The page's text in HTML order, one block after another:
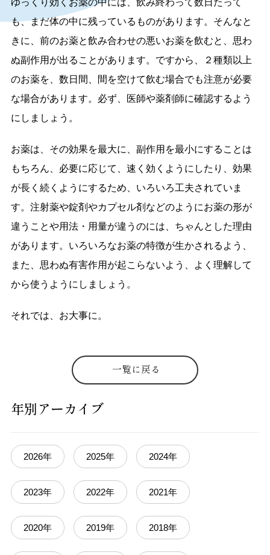
ゆっくり効くお薬の中には、飲み終わって数日たって
も、まだ体の中に残っているものがあります。そんなと
きに、前のお薬と飲み合わせの悪いお薬を飲むと、思わ
ぬ副作用が出ることがあります。ですから、２種類以上
のお薬を、数日間、間を空けて飲む場合でも注意が必要
な場合があります。必ず、医師や薬剤師に確認するよう
にしましょう。
お薬は、その効果を最大に、副作用を最小にすることは
もちろん、必要に応じて、速く効くようにしたり、効果
が長く続くようにするため、いろいろ工夫されていま
す。注射薬や錠剤やカプセル剤などのようにお薬の形が
違うことや用法・用量が違うのには、ちゃんとした理由
があります。いろいろなお薬の特徴が生かされるよう、
また、思わぬ有害作用が起こらないよう、よく理解して
から使うようにしましょう。
それでは、お大事に。
一覧に戻る
年別アーカイブ
2026年 2025年 2024年
2023年 2022年 2021年
2020年 2019年 2018年